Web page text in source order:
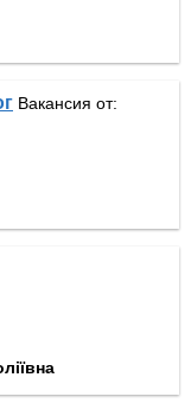
Вакансия от: